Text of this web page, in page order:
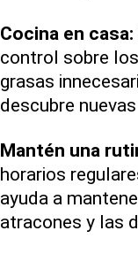
Cocina en casa:
control sobre
grasas
descubre
Mantén una
horarios
ayuda a
atracones y las